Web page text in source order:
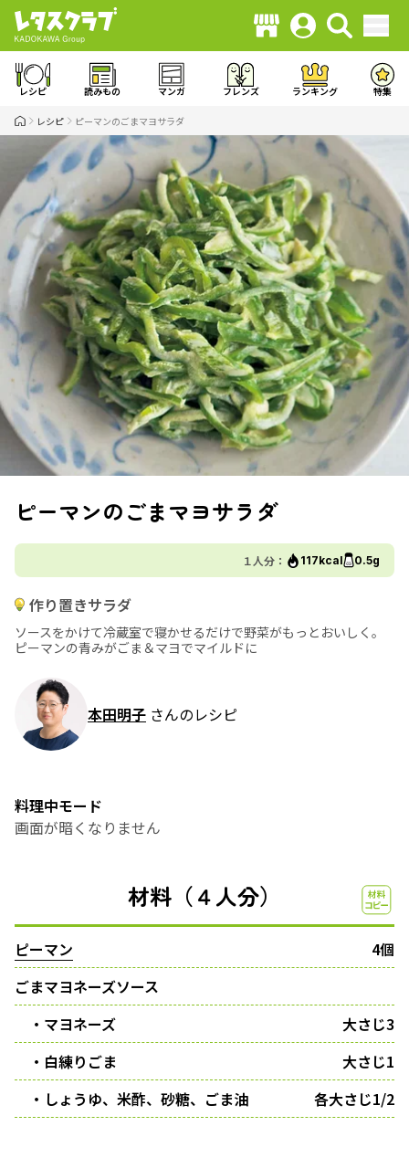
レシピ 読みもの マンガ フレンズ ランキング 特集
レシピ ピーマンのごまマヨサラダ
ピーマンのごまマヨサラダ
１人分： 117kcal 0.5g
作り置きサラダ
ソースをかけて冷蔵室で寝かせるだけで野菜がもっとおいしく。
ピーマンの青みがごま＆マヨでマイルドに
本田明子 さんのレシピ
料理中モード
画面が暗くなりません
材料（４人分）
ピーマン
4個
ごまマヨネーズソース
・マヨネーズ
大さじ3
・白練りごま
大さじ1
・しょうゆ、米酢、砂糖、ごま油
各大さじ1/2